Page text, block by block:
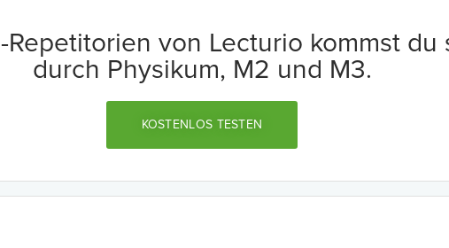
Repetitorien von Lecturio kommst du
durch Physikum, M2 und M3.
KOSTENLOS TESTEN